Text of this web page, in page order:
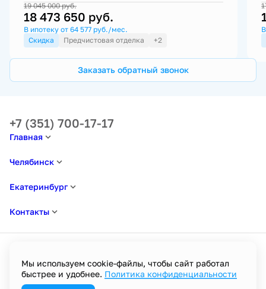
19 045 000руб.
18 473 650 руб.
В ипотеку от 64 577 руб./мес.
Скидка
Предчистовая отделка +2
Заказать обратный звонок
Главная
Челябинск
Екатеринбург
Контакты
+7 (351) 700-17-17
Политика в отношении обработки персональных данных
Мы используем cookie-файлы, чтобы сайт работал
быстрее и удобнее. Политика конфиденциальности